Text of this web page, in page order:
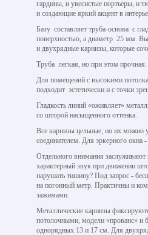
гардины, и увесистые портьеры, и
и создающие яркий акцент в
Базу составляет труба-основа с
поверхностью, а диаметр 25 мм.
и двухрядные карнизы, которые
Труба легкая, но при этом
Для помещений с высокими
подходит эстетически и с точки
Гладкость линий «оживляет»
со шторой насыщенного оттенка.
Все карнизы цельные, но их можно
соединителем. Для эркерного окна
Отдельного внимания заслуживают
характерный звук при движении
нарушать тишину? Под запрос -
на погонный метр. Практичны и
зажимами.
Металлические карнизы
потолочными, модели «прованс» и
однорядных 13 и 17 см. Для